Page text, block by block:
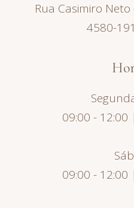
Rua Casimiro
4580-
09:00 - 12:00
09:00 - 12:00